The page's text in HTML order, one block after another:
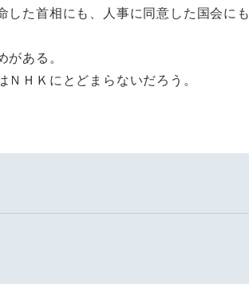
た首相にも、人事に同意した国会にも
ある。
ＨＫにとどまらないだろう。